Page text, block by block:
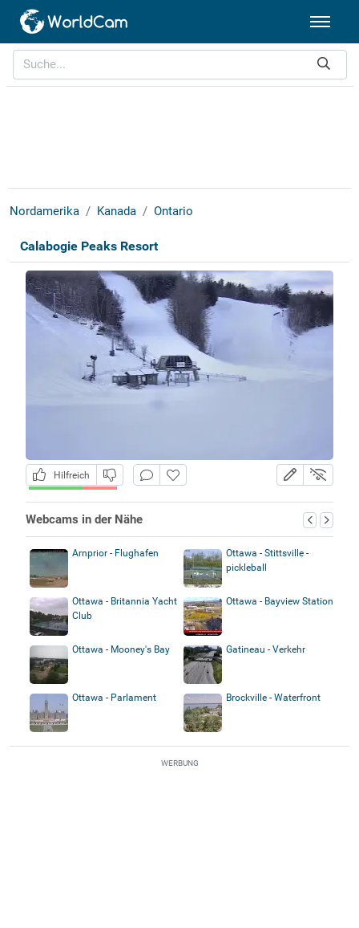
Nordamerika Kanada Ontario
Calabogie Peaks Resort
Hilfreich
Webcams in der Nähe
Arnprior - Flughafen
Ottawa - Stittsville -
pickleball
Ottawa - Britannia Yacht
Club
Ottawa - Bayview Station
Ottawa - Mooney's Bay Gatineau - Verkehr
Ottawa - Parlament Brockville - Waterfront
WERBUNG